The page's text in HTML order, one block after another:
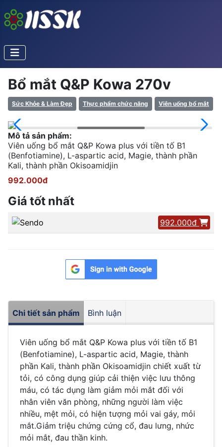
Bổ mắt Q&P Kowa 270v
Sức Khỏe & Làm Đẹp Thực phẩm chức năng Viên uống bổ mắt
Mô tả sản phẩm:
Viên uống bổ mắt Q&P Kowa plus với tiền tố B1
(Benfotiamine), L-aspartic acid, Magie, thành phần
Kali, thành phần Okisoamidjin
992.000đ
Giá tốt nhất
992.000đ
Chi tiết sản phẩm Bình luận
Viên uống bổ mắt Q&P Kowa plus với tiền tố B1
(Benfotiamine), L-aspartic acid, Magie, thành
phần Kali, thành phần Okisoamidjin chiết xuất từ
tỏi, có công dụng giúp cải thiện việc lưu thông
máu, có tác dụng làm giảm mỏi mắt đối với
nhân viên văn phòng, những người làm việc
nhiều, mệt mỏi, có hiện tượng mỏi vai gáy, mỏi
mắt.Giảm triệu chứng cứng cổ, đau lưng, nhức
mỏi mắt, đau thần kinh.